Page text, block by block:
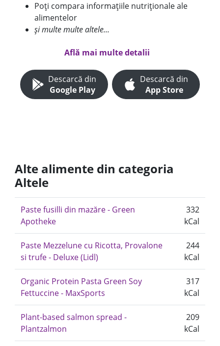
Poți compara informațiile nutriționale ale
alimentelor
și multe multe altele...
Află mai multe detalii
Descarcă din
Google Play
Descarcă din
App Store
Alte alimente din categoria
Altele
Paste fusilli din mazăre - Green
Apotheke
332
kCal
Paste Mezzelune cu Ricotta, Provalone
si trufe - Deluxe (Lidl)
244
kCal
Organic Protein Pasta Green Soy
Fettuccine - MaxSports
317
kCal
Plant-based salmon spread -
Plantzalmon
209
kCal